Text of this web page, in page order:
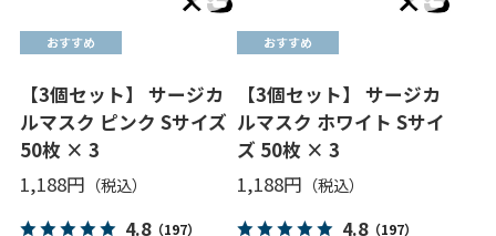
【3個セット】 サージカ
ルマスク ピンク Sサイズ
50枚 × 3
1,188円
4.8（197）
【3個セット】 サージカ
ルマスク ホワイト Sサイ
ズ 50枚 × 3
1,188円
4.8（197）